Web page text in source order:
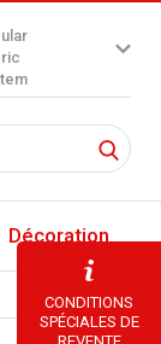
Décoration
CONDITIONS
SPÉCIALES DE